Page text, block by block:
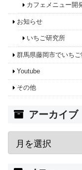
カフェメニュー開
お知らせ
いちご研究所
群馬県藤岡市でいち
Youtube
その他
アーカイブ